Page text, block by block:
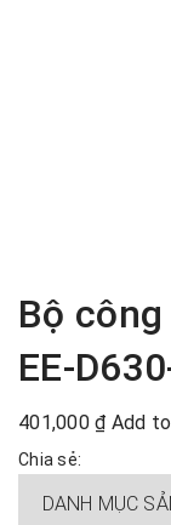
Bộ
EE-
401,000 ₫ Add
Chia sẻ:
DANH MỤC